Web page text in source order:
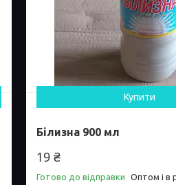
Купити
Білизна 900 мл
19 ₴
Готово до відправки Оптом і в